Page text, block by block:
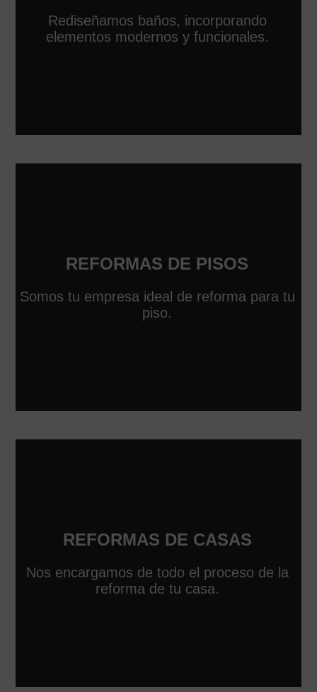
Rediseñamos baños, incorporando
elementos modernos y funcionales.
REFORMAS DE PISOS
Somos tu empresa ideal de reforma para tu
piso.
REFORMAS DE CASAS
Nos encargamos de todo el proceso de la
reforma de tu casa.